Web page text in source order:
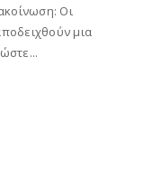
Οι
μια